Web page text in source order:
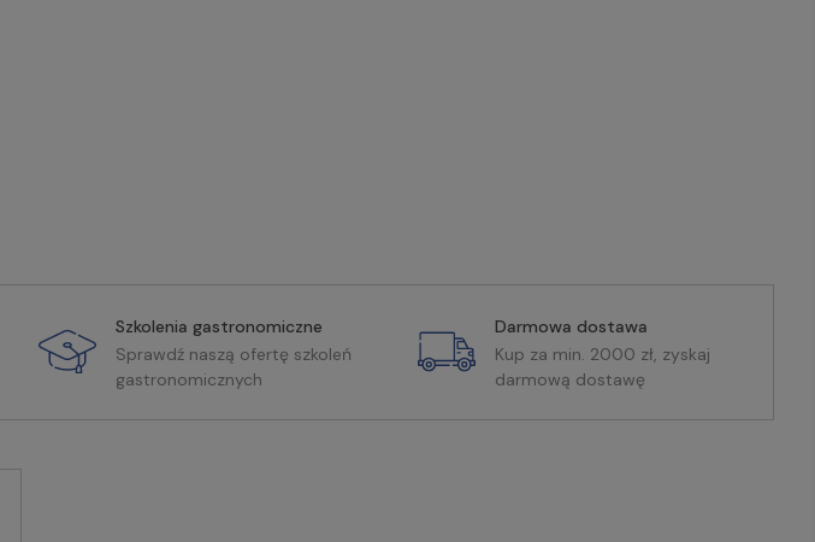
Szkolenia gastronomiczne
Sprawdź naszą ofertę szkoleń
gastronomicznych
Darmowa dostawa
Kup za min. 2000 zł, zyskaj
darmową dostawę